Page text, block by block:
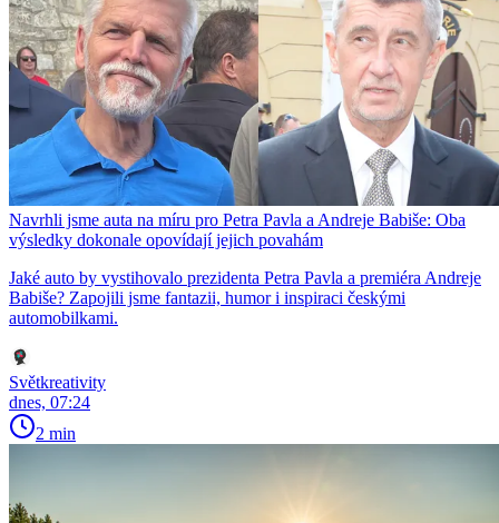
Navrhli jsme auta na míru pro Petra Pavla a Andreje Babiše: Oba
výsledky dokonale opovídají jejich povahám
Jaké auto by vystihovalo prezidenta Petra Pavla a premiéra Andreje
Babiše? Zapojili jsme fantazii, humor i inspiraci českými
automobilkami.
Světkreativity
dnes, 07:24
2 min